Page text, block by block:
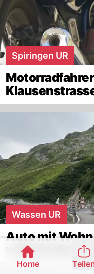
Spiringen UR
Wassen UR
Auto mit
vollständig aus
Home